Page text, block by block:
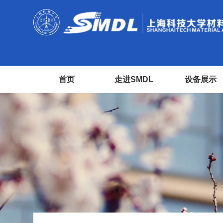
首页 走进SMDL 设备展示